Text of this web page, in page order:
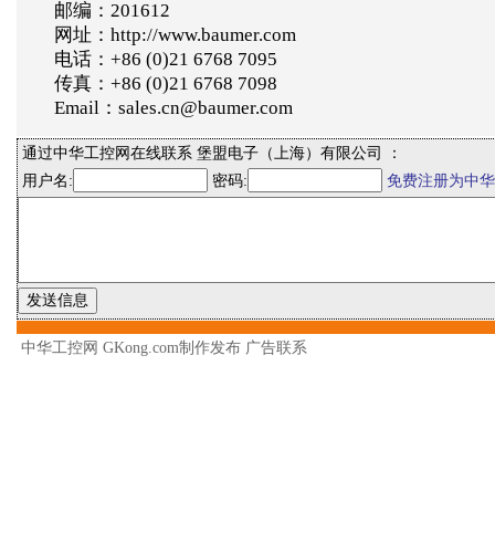
邮编：201612
网址：http://www.baumer.com
电话：+86 (0)21 6768 7095
传真：+86 (0)21 6768 7098
Email：sales.cn@baumer.com
通过中华工控网在线联系 堡盟电子（上海）有限公司 ：
用户名:
密码: 免费注册为中
中华工控网 GKong.com制作发布 广告联系